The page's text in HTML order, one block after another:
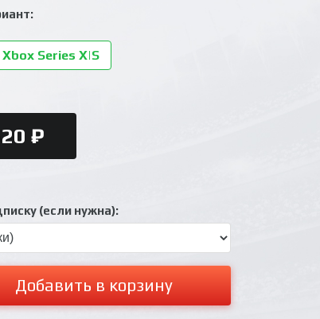
Series X|S
₽
(если нужна):
Добавить в корзину